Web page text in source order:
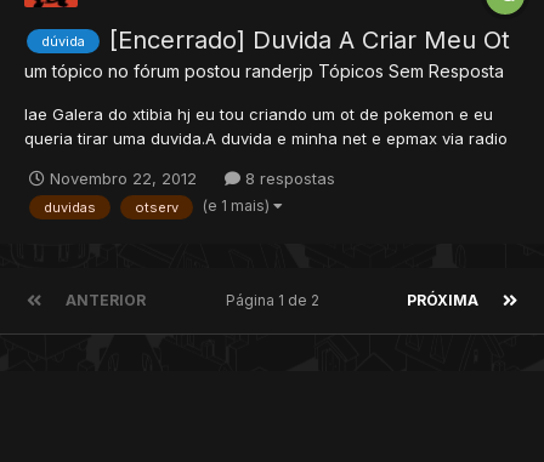
dúvida [Encerrado] Duvida A Criar Meu Ot
um tópico no fórum postou randerjp Tópicos Sem Resposta
Iae Galera do xtibia hj eu tou criando um ot de pokemon e eu
queria tirar uma duvida.A duvida e minha net e epmax via radio
essa net?? Dou Rep+ Pra quem me Ajudar
Novembro 22, 2012 8 respostas
duvidas otserv (e 1 mais)
ANTERIOR PRÓXIMA
Página 1 de 2